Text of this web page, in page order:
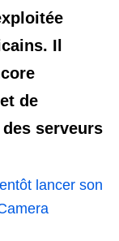
Il
de
serveurs
lancer son